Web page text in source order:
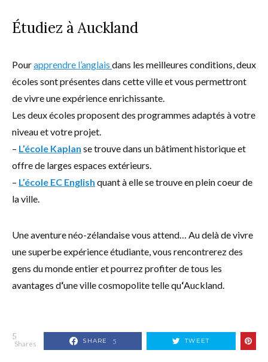
Étudiez à Auckland
Pourapprendre l’anglais dans les meilleures conditions, deux
écoles sont présentes dans cette ville et vous permettront
de vivre une expérience enrichissante.
Les deux écoles proposent des programmes adaptés à votre
niveau et votre projet.
– L’école Kaplan se trouve dans un bâtiment historique et
offre de larges espaces extérieurs.
– L’école EC English quant à elle se trouve en plein coeur de
la ville.
Une aventure néo-zélandaise vous attend… Au delà de vivre
une superbe expérience étudiante, vous rencontrerez des
gens du monde entier et pourrez profiter de tous les
avantages d‘une ville cosmopolite telle qu‘Auckland.
5
Shares SHARE 5 TWEET